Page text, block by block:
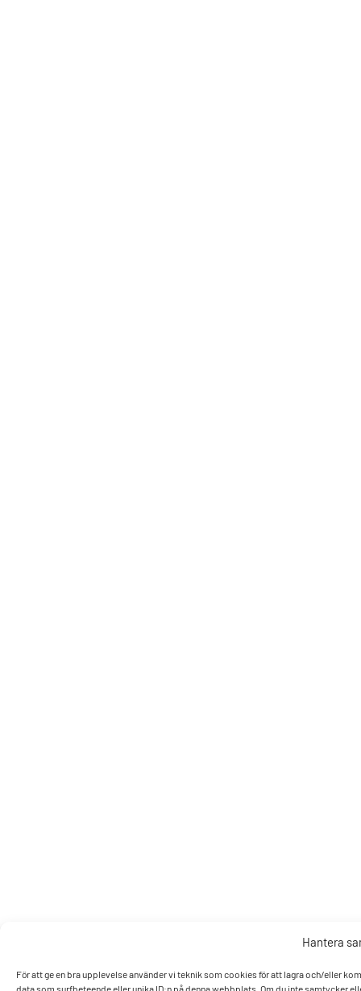
Hantera
För att ge en bra upplevelse använder vi teknik som cookies för att lagra och/eller
data som surfbeteende eller unika ID:n på denna webbplats. Om du inte samtycker